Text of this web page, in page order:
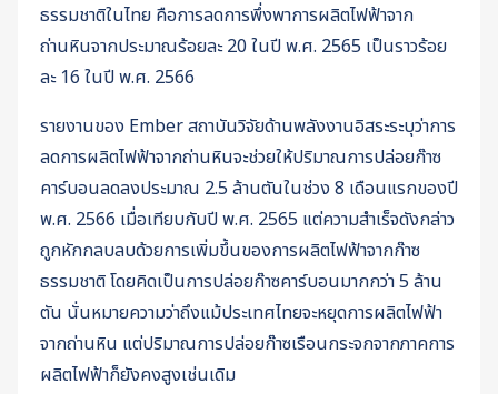
ธรรมชาติในไทย คือการลดการพึ่งพาการผลิตไฟฟ้าจาก
ถ่านหินจากประมาณร้อยละ 20 ในปี พ.ศ. 2565 เป็นราวร้อย
ละ 16 ในปี พ.ศ. 2566
รายงานของ Ember สถาบันวิจัยด้านพลังงานอิสระระบุว่าการ
ลดการผลิตไฟฟ้าจากถ่านหินจะช่วยให้ปริมาณการปล่อยก๊าซ
คาร์บอนลดลงประมาณ 2.5 ล้านตันในช่วง 8 เดือนแรกของปี
พ.ศ. 2566 เมื่อเทียบกับปี พ.ศ. 2565 แต่ความสำเร็จดังกล่าว
ถูกหักกลบลบด้วยการเพิ่มขึ้นของการผลิตไฟฟ้าจากก๊าซ
ธรรมชาติ โดยคิดเป็นการปล่อยก๊าซคาร์บอนมากกว่า 5 ล้าน
ตัน นั่นหมายความว่าถึงแม้ประเทศไทยจะหยุดการผลิตไฟฟ้า
จากถ่านหิน แต่ปริมาณการปล่อยก๊าซเรือนกระจกจากภาคการ
ผลิตไฟฟ้าก็ยังคงสูงเช่นเดิม